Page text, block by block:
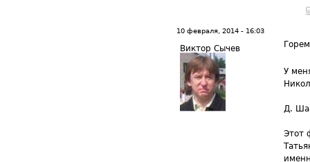
10 февраля, 2014 - 16:03
Виктор Сычев
У
Д.
Этот